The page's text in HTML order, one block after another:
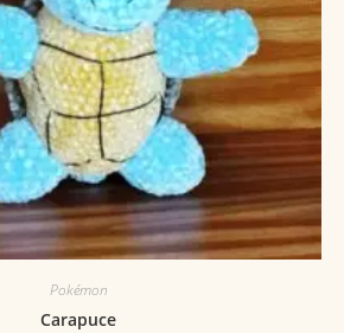
Pokémon
Carapuce